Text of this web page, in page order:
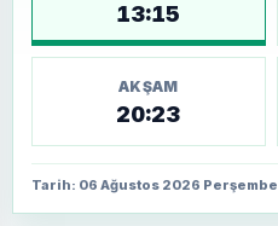
13:15
AKŞAM
20:23
Tarih: 06 Ağustos 2026 Perşembe